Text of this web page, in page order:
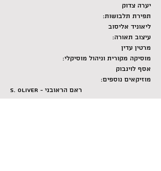
יערה צדוק
תפירת תלבושות:
ליאוניד אליסוב
עיצוב תאורה:
מרטין עדין
מוסיקה מקורית וניהול מוסיקלי:
אסף לוינבוק
מוזיקאים נוספים:
S. Oliver - ראם הראובני